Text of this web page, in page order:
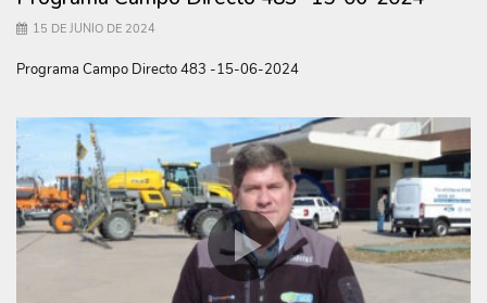
15 DE JUNIO DE 2024
Programa Campo Directo 483 -15-06-2024